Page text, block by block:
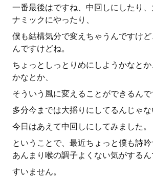
一番最後はですね、中回しにしたり
ナミックにやったり、
僕も結構気分で変えちゃうんですけ
んですけどね。
ちょっとしっとりめにしようかなと
かなとか、
そういう風に変えることができるんで
多分今までは大揺りにしてるんじゃな
今日はあえて中回しにしてみました。
ということで、最近ちょっと僕も詩吟
あんまり喉の調子よくない気がするん
すいません。